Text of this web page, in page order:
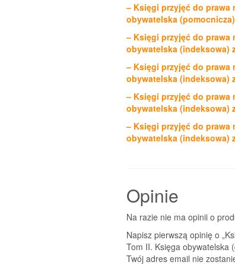
– Księgi przyjęć do prawa
obywatelska
– Księgi przyjęć do prawa
obywatelska (indeksowa)
– Księgi przyjęć do prawa
obywatelska (indeksowa)
– Księgi przyjęć do prawa
obywatelska (indeksowa)
– Księgi przyjęć do prawa
obywatelska (indeksowa)
Opinie
Na razie nie ma opinii o
Napisz pierwszą opinię o
Tom II. Księga obywatelska
Twój adres email nie